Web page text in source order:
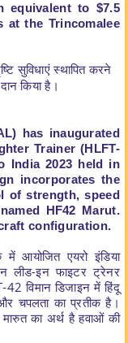
equivalent to $7.5
at the Trincomalee
सुविधाएं स्थापित करने
किया है।
has inaugurated
Trainer (HLFT-
India 2023 held in
incorporatesthe
of strength, speed
HF42 Marut.
configuration.
में आयोजित एयरो इंडिया
लीड-इन फाइटर ट्रेनर
विमान डिजाइन में हिंदू
चपलता का प्रतीक है।
का अर्थ है हवाओं की